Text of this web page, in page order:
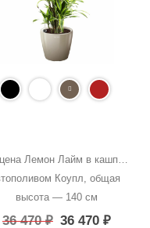
Лемон Лайм в кашпо с
Коупл, общая
высота — 140 см
36 470₽ 36 470 ₽